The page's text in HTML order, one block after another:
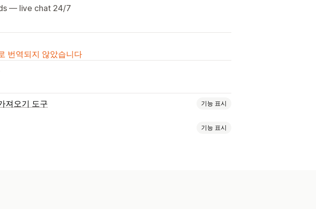
— live chat 24/7
번역되지 않았습니다
져오기 도구 기능 표시
기능 표시